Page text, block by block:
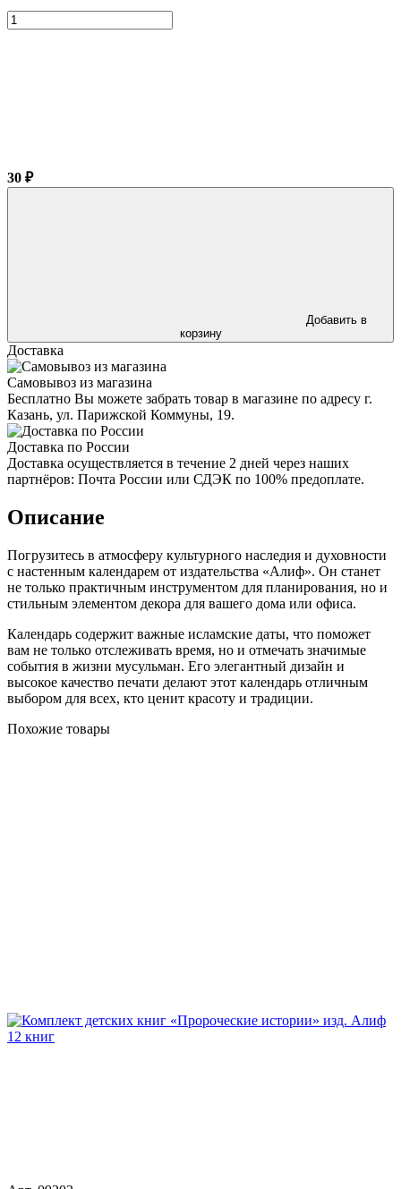
30 ₽
Добавить в
корзину
Доставка
Самовывоз из магазина
Бесплатно Вы можете забрать товар в магазине по адресу г.
Казань, ул. Парижской Коммуны, 19.
Доставка по России
Доставка осуществляется в течение 2 дней через наших
партнёров: Почта России или СДЭК по 100% предоплате.
Описание
Погрузитесь в атмосферу культурного наследия и духовности
с настенным календарем от издательства «Алиф». Он станет
не только практичным инструментом для планирования, но и
стильным элементом декора для вашего дома или офиса.
Календарь содержит важные исламские даты, что поможет
вам не только отслеживать время, но и отмечать значимые
события в жизни мусульман. Его элегантный дизайн и
высокое качество печати делают этот календарь отличным
выбором для всех, кто ценит красоту и традиции.
Похожие товары